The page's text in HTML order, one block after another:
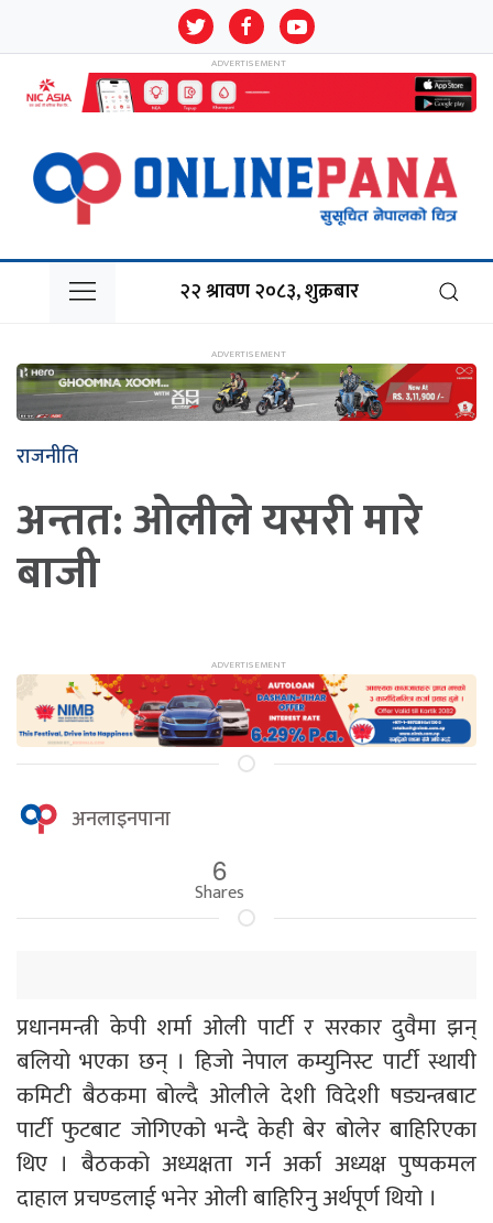
२२ श्रावण २०८३, शुक्रबार
राजनीति
अन्तत: ओलीले यसरी मारे
बाजी
अनलाइनपाना
6
Shares
प्रधानमन्त्री केपी शर्मा ओली पार्टी र सरकार दुवैमा झन्
बलियो भएका छन् । हिजो नेपाल कम्युनिस्ट पार्टी स्थायी
कमिटी बैठकमा बोल्दै ओलीले देशी विदेशी षड्यन्त्रबाट
पार्टी फुटबाट जोगिएको भन्दै केही बेर बोलेर बाहिरिएका
थिए । बैठकको अध्यक्षता गर्न अर्का अध्यक्ष पुष्पकमल
दाहाल प्रचण्डलाई भनेर ओली बाहिरिनु अर्थपूर्ण थियो ।